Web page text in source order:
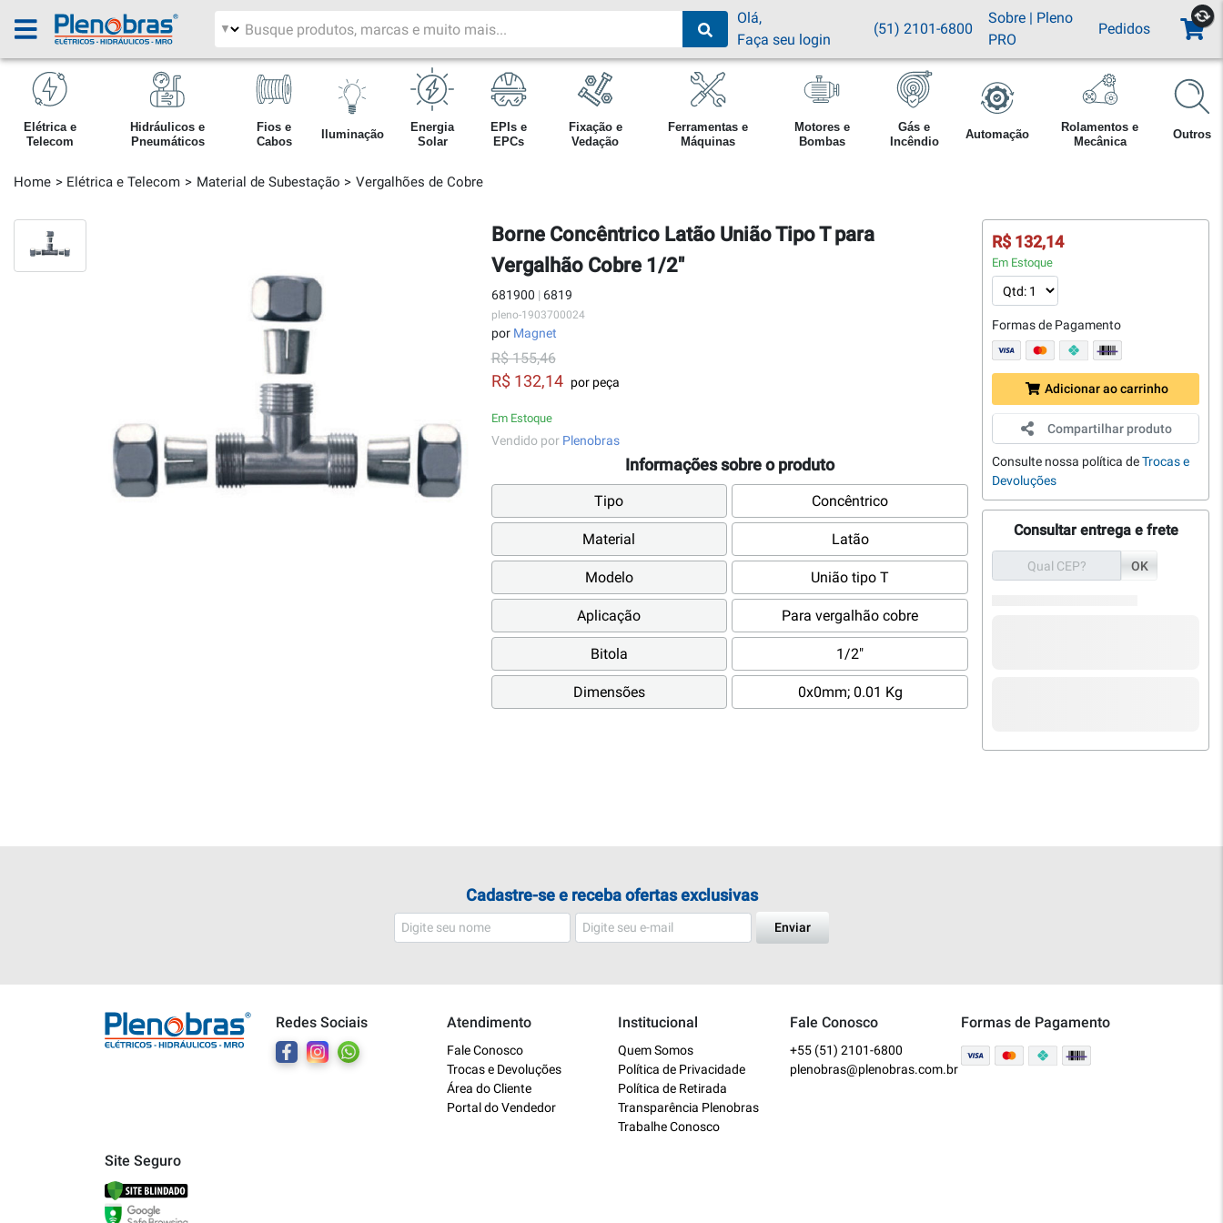
Filtrar por área
Pesquisar produtos
Olá,
Faça seu login
(51) 2101-6800
Sobre| Pleno
PRO
Pedidos
Elétrica e
Telecom
Hidráulicos e
Pneumáticos
Fios e
Cabos
Iluminação
Energia
Solar
EPIs e
EPCs
Fixação e
Vedação
Ferramentas e
Máquinas
Motores e
Bombas
Gás e
Incêndio
Automação
Rolamentos e
Mecânica
Outros
Home Elétrica e Telecom Material de Subestação Vergalhões de Cobre
Borne Concêntrico Latão União Tipo T para
Vergalhão Cobre 1/2"
681900 | 6819
pleno-1903700024
por Magnet
R$ 155,46
R$ 132,14 por peça
Em Estoque
Vendido por Plenobras
Informações sobre o produto
Tipo Concêntrico
Material Latão
Modelo União tipo T
Aplicação Para vergalhão cobre
Bitola 1/2"
Dimensões 0x0mm; 0.01 Kg
R$ 132,14
Em Estoque
Formas de Pagamento
Adicionar ao carrinho
Compartilhar produto
Consulte nossa política deTrocas e
Devoluções
Consultar entrega e frete
OK
Cadastre-se e receba ofertas exclusivas
Enviar
Redes Sociais Atendimento
Fale Conosco
Trocas e Devoluções
Área do Cliente
Portal do Vendedor
Institucional
Quem Somos
Política de Privacidade
Política de Retirada
Transparência Plenobras
Trabalhe Conosco
Fale Conosco
+55 (51) 2101-6800
plenobras@plenobras.com.br
Formas de Pagamento
Site Seguro
Bem vindo a Plenobras! Aqui você
encontra toda a linha de materiais
Dúvidas técnicas sobre produtos
Informações sobre um pedido